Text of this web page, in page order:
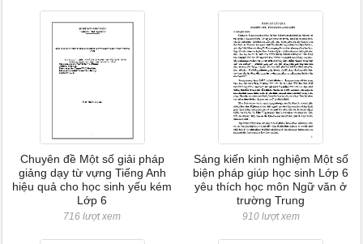
Chuyên đề Một số giải pháp
giảng dạy từ vựng Tiếng Anh
hiệu quả cho học sinh yếu kém
Lớp 6
716 lượt xem
Sáng kiến kinh nghiệm Một số
biện pháp giúp học sinh Lớp 6
yêu thích học môn Ngữ văn ở
trường Trung
910 lượt xem